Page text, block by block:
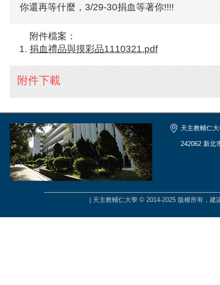
你還再等什麼，3/29-30捐血等著你!!!!
附件檔案：
捐血禮品與摸彩品1110321.pdf
附件下載
天主教輔仁
242062 新北
| 天主教輔仁大學 © 2014-2025 版權所有，